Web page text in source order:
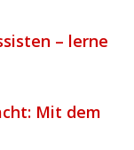
– lerne
Mit dem